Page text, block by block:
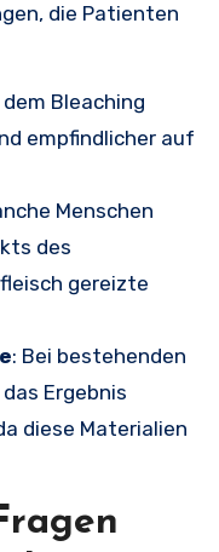
die Patienten
dem Bleaching
empfindlicher auf
Menschen
des
gereizte
: Bei bestehenden
Ergebnis
diese Materialien